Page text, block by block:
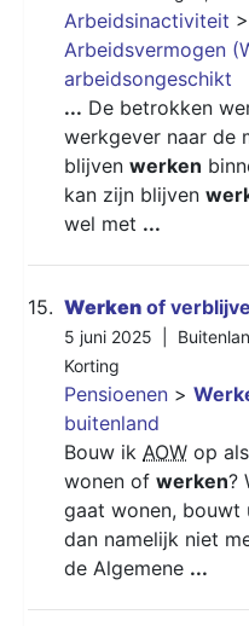
Arbeidsinactiviteit >
Arbeidsvermogen
arbeidsongeschikt
... De betrokken
werkgever naar de
blijven werken
kan zijn blijven
wel met ...
15. Werken of
5 juni 2025 |
Korting
Pensioenen >
buitenland
Bouw ik AOW op
wonen of werken?
gaat wonen, bouwt
dan namelijk niet
de Algemene ...